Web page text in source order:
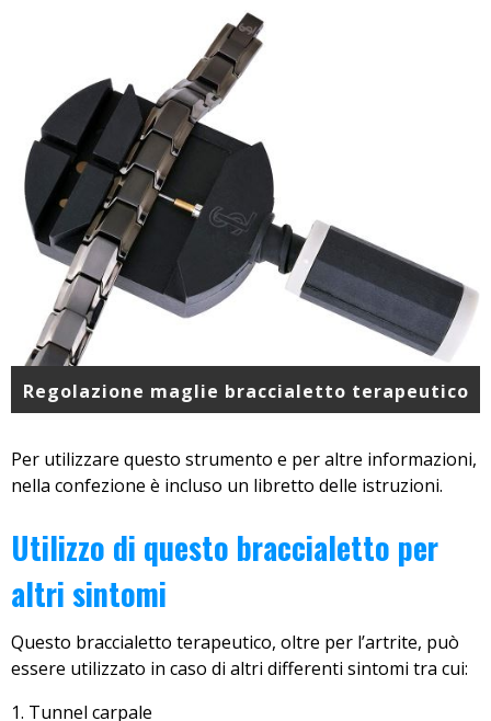
Regolazione maglie braccialetto terapeutico
Per utilizzare questo strumento e per altre informazioni,
nella confezione è incluso un libretto delle istruzioni.
Utilizzo di questo braccialetto per
altri sintomi
Questo braccialetto terapeutico, oltre per l’artrite, può
essere utilizzato in caso di altri differenti sintomi tra cui:
Tunnel carpale